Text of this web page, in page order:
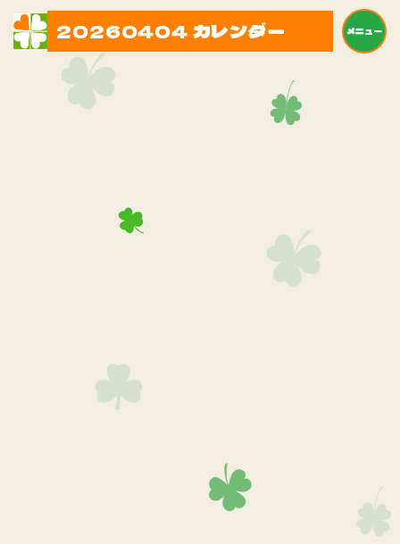
20260404 カレンダー メニュー